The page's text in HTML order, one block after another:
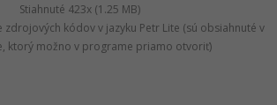
Stiahnuté 423x (1.25 MB)
zdrojových kódov v jazyku Petr Lite (sú obsiahnuté v
ktorý možno v programe priamo otvoriť)